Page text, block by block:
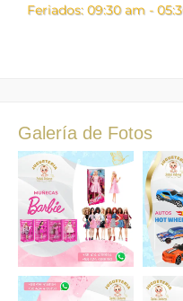
Feriados: 09:30 am -
Galería de Fotos